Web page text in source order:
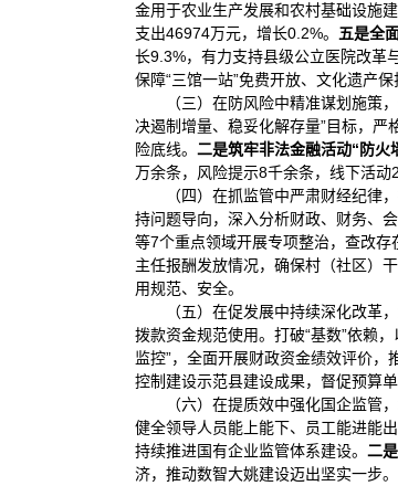
金用于农业生产发展和农村基础设施
支出46974万元，增长0.2%。 五是全
长9.3%，有力支持县级公立医院改革
保障“三馆一站”免费开放、文化遗产
（三）在防风险中精准谋划施策
决遏制增量、稳妥化解存量”目标，
险底线。 二是筑牢非法金融活动“防火
万余条，风险提示8千余条，线下活动
（四）在抓监管中严肃财经纪律
持问题导向，深入分析财政、财务、
等7个重点领域开展专项整治，查改存
主任报酬发放情况，确保村（社区）
用规范、安全。
（五）在促发展中持续深化改革，
拨款资金规范使用。打破“基数”依赖
监控”，全面开展财政资金绩效评价，
控制建设示范县建设成果，督促预算
（六）在提质效中强化国企监管，
健全领导人员能上能下、员工能进能
持续推进国有企业监管体系建设。 二
济，推动数智大姚建设迈出坚实一步。